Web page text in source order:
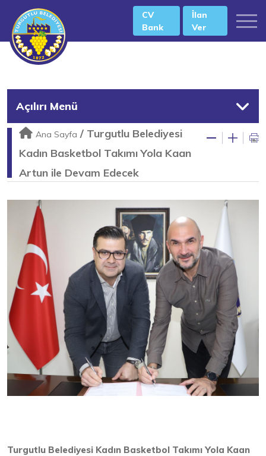
CV
Bank
İlan
Ver
Açılırı Menü
Ana Sayfa / Turgutlu Belediyesi
Kadın Basketbol Takımı Yola Kaan
Artun ile Devam Edecek
Turgutlu Belediyesi Kadın Basketbol Takımı Yola Kaan